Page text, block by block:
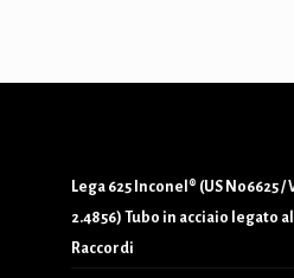
Lega 625 Inconel® (US N06625 /
2.4856) Tubo in acciaio legato
Raccordi